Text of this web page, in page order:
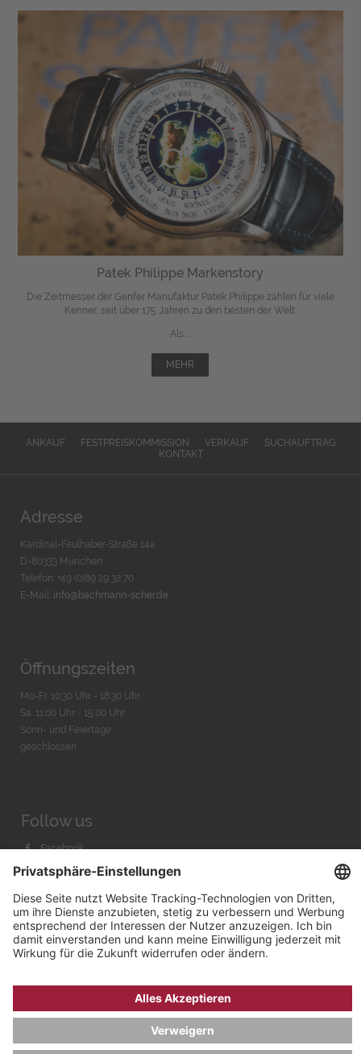
Patek Philippe Markenstory
Die Zeitmesser der Genfer Manufaktur Patek Philippe zählen für viele
Kenner, seit über 175 Jahren zu den besten der Welt.
Als ...
MEHR
ANKAUF FESTPREISKOMMISSION VERKAUF
SUCHAUFTRAG
KONTAKT
Adresse
Kardinal-Faulhaber-Straße 14a
D-80333 München
Telefon: +49 (0)89 29 32 70
E-Mail: info@bachmann-scher.de
Öffnungszeiten
Mo-Fr. 10:30 Uhr - 18:30 Uhr
Sa. 11:00 Uhr - 15.00 Uhr
Sonn- und Feiertage
geschlossen
Follow us
Facebook
Instagram
Youtube
Bachmann & Scher GmbH / Watchandco GmbH
DATENSCHUTZ IMPRESSUM
VERSANDKOSTEN